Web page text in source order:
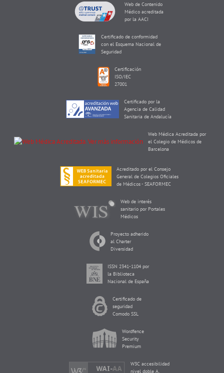
Web de Contenido
Médico acreditada
por la AACI
Certificado de conformidad
con el Esquema Nacional de
Seguridad
Certificación
ISO/IEC
27001
Certificado por la
Agencia de Calidad
Sanitaria de Andalucía
Web Médica Acreditada por
el Colegio de Médicos de
Barcelona
Acreditado por el Consejo
General de Colegios Oficiales
de Médicos - SEAFORMEC
Web de interés
sanitario por Portales
Médicos
Proyecto adherido
al Charter
Diversidad
ISSN 2341-1104 por
la Biblioteca
Nacional de España
Certificado de
seguridad
Comodo SSL
Wordfence
Security
Premium
W3C accesibilidad
nivel doble A,